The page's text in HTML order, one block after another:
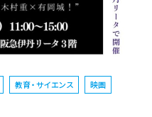
教育・サイエンス 映画